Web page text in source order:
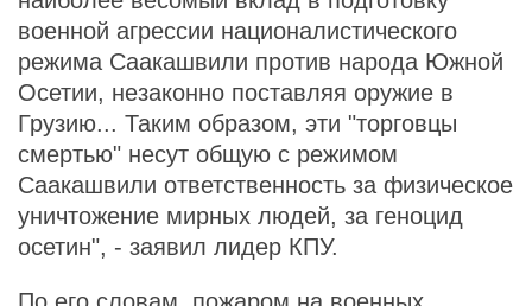
военной агрессии националистического
режима Саакашвили против народа Южной
Осетии, незаконно поставляя оружие в
Грузию... Таким образом, эти "торговцы
смертью" несут общую с режимом
Саакашвили ответственность за физическое
уничтожение мирных людей, за геноцид
осетин", - заявил лидер КПУ.